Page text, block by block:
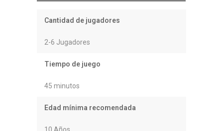
Cantidad de jugadores
2-6 Jugadores
Tiempo de juego
45 minutos
Edad mínima recomendada
10 Años